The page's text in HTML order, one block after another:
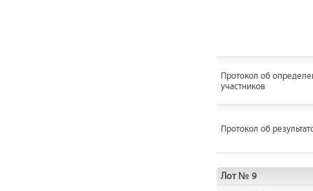
Протокол об
участников
Протокол об
Лот № 9